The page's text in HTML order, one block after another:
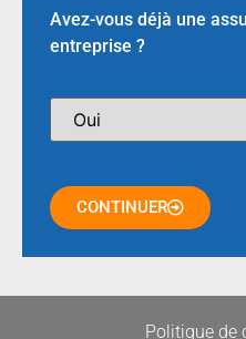
Avez-vous déjà une
entreprise ?
CONTINUER
Politique de